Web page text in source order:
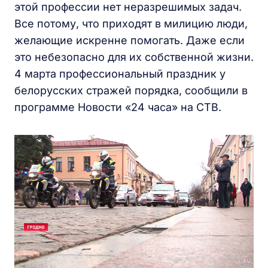
этой профессии нет неразрешимых задач.
Все потому, что приходят в милицию люди,
желающие искренне помогать. Даже если
это небезопасно для их собственной жизни.
4 марта профессиональный праздник у
белорусских стражей порядка, сообщили в
программе Новости «24 часа» на СТВ.